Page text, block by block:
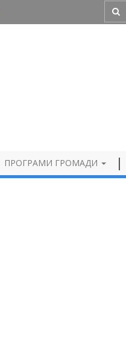
ПРОГРАМИ ГРОМАДИ